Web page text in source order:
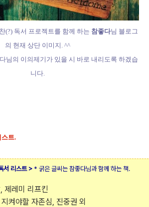
(?) 독서 프로젝트를 함께 하는 참좋다님 블로그
의 현재 상단 이미지. ^^
님의 이의제기가 있을 시 바로 내리도록 하겠습
니다.
스트.
서 리스트 > * 굵은 글씨는 참좋다님과 함께 하는 책.
제레미 리프킨
켜야할 자존심, 진중권 외